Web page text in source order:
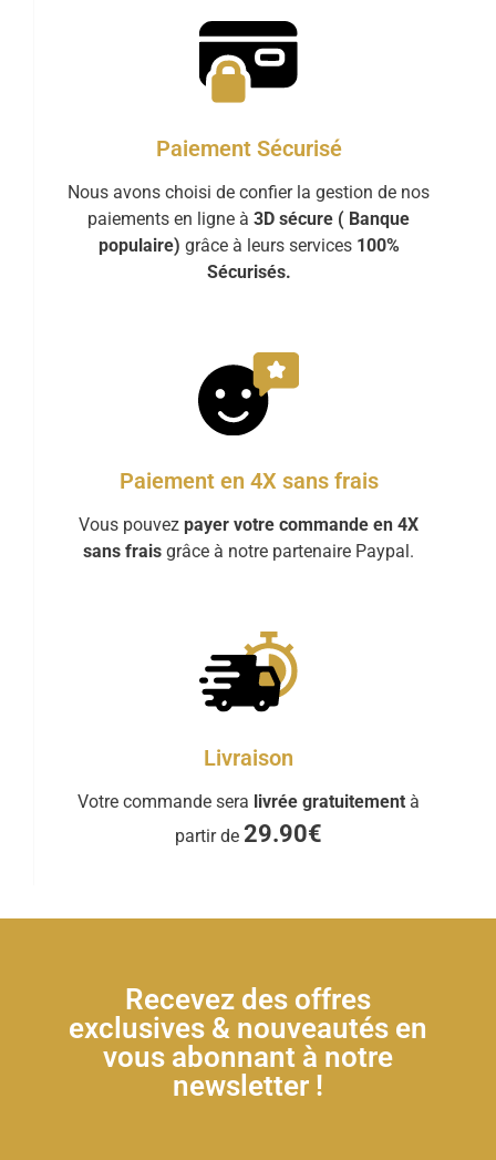
Paiement Sécurisé
Nous avons choisi de confier la gestion de nos
paiements en ligne à 3D sécure ( Banque
populaire) grâce à leurs services 100%
Sécurisés.
Paiement en 4X sans frais
Vous pouvez payer votre commande en 4X
sans frais grâce à notre partenaire Paypal.
Livraison
Votre commande sera livrée gratuitement à
partir de 29.90€
Recevez des offres
exclusives & nouveautés en
vous abonnant à notre
newsletter !